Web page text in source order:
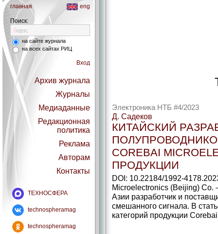
главная eng
Поиск:
на сайте журнала
на всех сайтах РИЦ
Вход
Архив журнала
Журналы
Медиаданные
Редакционная
политика
Реклама
Авторам
Контакты
ТЕХНОСФЕРА
technospheramag
technospheramag
Электроника НТБ #4/2023
Д. Садеков
КИТАЙСКИЙ
COREBAI
ПРОДУКЦИИ
DOI: 10.22184/1992-
Microelectronics (Beijing) Co.
Азии разработчик и
смешанного сигнала. В
категорий продукции